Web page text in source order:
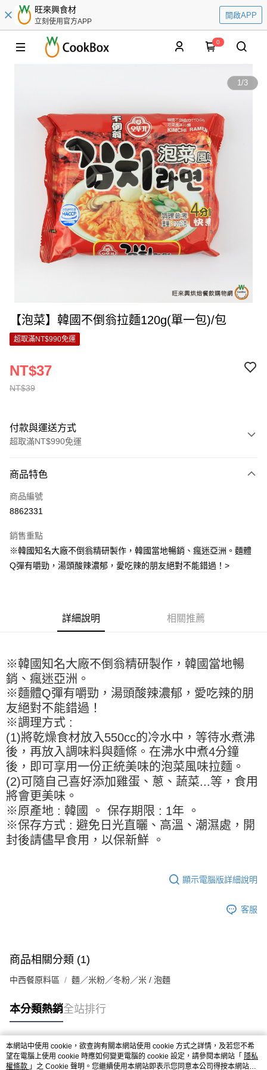
旺來興食材
立刻使用官方APP
開啟APP
0
1/3
【泡菜】韓國不倒翁拉麵120g(單一包)/包
超取滿NT$990免運
NT$39
NT$37
付款與運送方式
超取滿NT$990免運
信用卡一次付款
超商取貨付款
Apple Pay
街口支付
【關於「AFTEE先享後付」】
AFTEE先享後付是「在收到商品之後才付款」的支付方式。 讓您購物簡單
便利好安心！
１．簡單：不需註冊會員、不需綁卡、不需儲值。
２．便利：只要手機號碼，簡訊認證，即可結帳。
３．安心：先確認商品／服務後，再付款。
【「AFTEE先享後付」結帳流程】
１．於結帳方式選擇「AFTEE先享後付」後，將跳轉至「AFTEE先享後付」
結帳頁面，進行簡訊認證並確認金額後，即可完成結帳。
２．訂單成立數日內，您將收到繳費通知簡訊。
３．收到繳費通知簡訊後14天內，點擊此簡訊中的連結，可透過四大超商／
ATM／網路銀行／等多元方式進行付款，方視為交易完成。
※ 請注意：結帳手續完成當下不需立刻繳費，但若您需要取消訂單，請聯絡
購買商品的店家。未經商家同意取消之訂單仍視為有效，需透過AFTEE先享
後付繳納相關費用。
※ 交易是否成功請以「AFTEE先享後付 」之結帳頁面顯示為準，若有關於
是否繳費成功／繳費後需取消欲退款等相關疑問，請聯繫「AFTEE先享後付
「AFTEE先享後付」，若未經同意申辦者引起之損失，本公司不負相關責
任。
４．使用「AFTEE先享後付」時，將依據個別帳號之用戶狀況，依本公司即
時審查核予不同之上限額度；若仍有額度不足之情形，本公司將視審查結果
５．嚴禁一人註冊多個帳號或使用他人資訊註冊。若發現惡意使用之情形，
ATM付款
運送方式
全家取貨付款-重量限制含紙箱10kg，請控制商品重量在9~9.5
kg
每筆NT$90，滿NT$990(含以上)免運費
付款後全家取貨-重量限制含紙箱10kg，請控制商品重量在9~
9.5kg
每筆NT$90，滿NT$990(含以上)免運費
7-11取貨付款-重量限制含紙箱10kg，請控制商品重量在9~9.5
kg
付款後7-11取貨-重量限制含紙箱10kg，請控制商品重量在9~
商品特色
商品編號
8862331
銷售重點
※韓國知名大廠不倒翁精研製作，韓國當地暢銷、瘋迷亞洲。麵體
Q彈有嚼勁，湯頭酸辣濃郁，愛吃辣的朋友絕對不能錯過！>
詳細說明 相關推薦
※韓國知名大廠不倒翁精研製作，韓國當地暢
銷、瘋迷亞洲。
※麵體Q彈有嚼勁，湯頭酸辣濃郁，愛吃辣的朋
友絕對不能錯過！
※調理方式 :
(1)將乾燥食材放入550cc的冷水中，等待水煮沸
後，再放入調味料與麵條。在沸水中煮4分鐘
後，即可享用一份正統美味的泡菜風味拉麵。
(2)可隨自己喜好添加雞蛋、蔥、蔬菜...等，食用
將會更美味。
※原產地 : 韓國 。 保存期限 : 1年 。
※保存方式 : 避免日光直曬、高溫、潮濕處，開
封後請儘早食用，以保新鮮 。
顯示電腦版詳細說明
客服
商品相關分類 (1)
中西餐原料區 麵／米粉／冬粉／米 / 泡麵
本分類熱銷全站排行
熱門標籤
本網站中使用 cookie，欲查詢有關本網站使用 cookie 方式之詳情，及若您不希
望在電腦上使用 cookie 時應如何變更電腦的 cookie 設定，請參閱本網站「 隱私
權條款 」之 Cookie 聲明。您繼續使用本網站即表示您同意本公司得按本網站使